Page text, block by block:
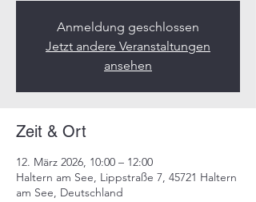
Anmeldung geschlossen
Jetzt andere Veranstaltungen
ansehen
Zeit & Ort
12. März 2026, 10:00 – 12:00
Haltern am See, Lippstraße 7, 45721 Haltern
am See, Deutschland